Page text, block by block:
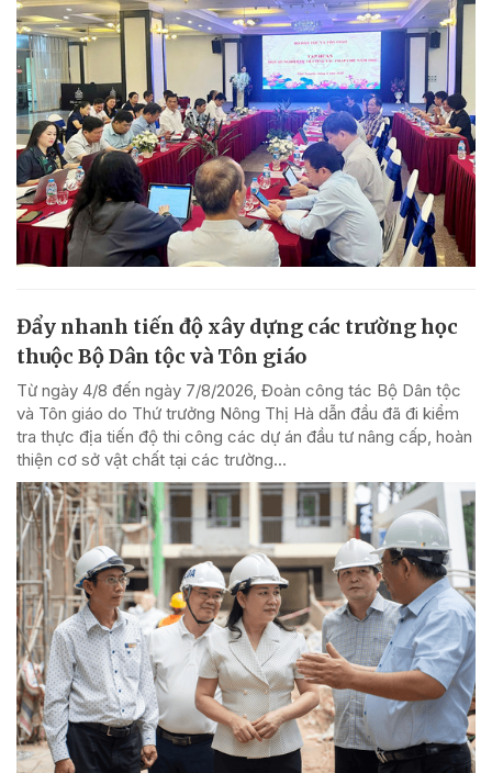
Đẩy nhanh tiến độ xây dựng các trường học
thuộc Bộ Dân tộc và Tôn giáo
Từ ngày 4/8 đến ngày 7/8/2026, Đoàn công tác Bộ Dân tộc
và Tôn giáo do Thứ trưởng Nông Thị Hà dẫn đầu đã đi kiểm
tra thực địa tiến độ thi công các dự án đầu tư nâng cấp, hoàn
thiện cơ sở vật chất tại các trường...